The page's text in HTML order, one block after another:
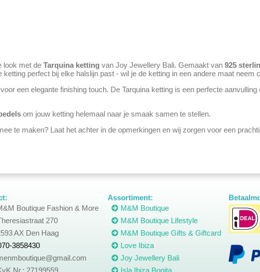
look met de Tarquina ketting van Joy Jewellery Bali. Gemaakt van 925
ketting perfect bij elke halslijn past - wil je de ketting in een andere maat neem
een elegante finishing touch. De Tarquina ketting is een perfecte
om jouw ketting helemaal naar je smaak samen te stellen.
te maken? Laat het achter in de opmerkingen en wij zorgen voor een
Boutique Fashion & More
270
AX Den Haag
3858430
Nr.: 27199559
Assortiment:
M&M Boutique
M&M Boutique Lifestyle
M&M Boutique Gifts & Giftcard
Love Ibiza
Joy Jewellery Bali
Isla Ibiza Bonita